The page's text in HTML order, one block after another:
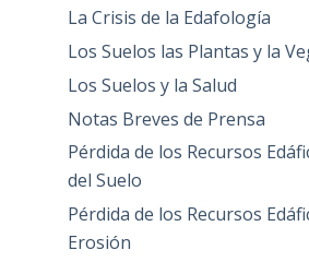
La Crisis de la Edafología
Los Suelos las Plantas y la
Los Suelos y la Salud
Notas Breves de Prensa
Pérdida de los Recursos
del Suelo
Pérdida de los Recursos
Erosión